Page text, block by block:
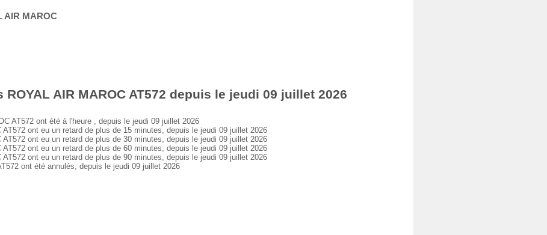
AIR MAROC
AIR MAROC AT572 depuis le jeudi 09 juillet 2026
AT572 ont été à l'heure , depuis le jeudi 09 juillet 2026
ont eu un retard de plus de 15 minutes, depuis le jeudi 09 juillet 2026
ont eu un retard de plus de 30 minutes, depuis le jeudi 09 juillet 2026
ont eu un retard de plus de 60 minutes, depuis le jeudi 09 juillet 2026
ont eu un retard de plus de 90 minutes, depuis le jeudi 09 juillet 2026
ont été annulés, depuis le jeudi 09 juillet 2026